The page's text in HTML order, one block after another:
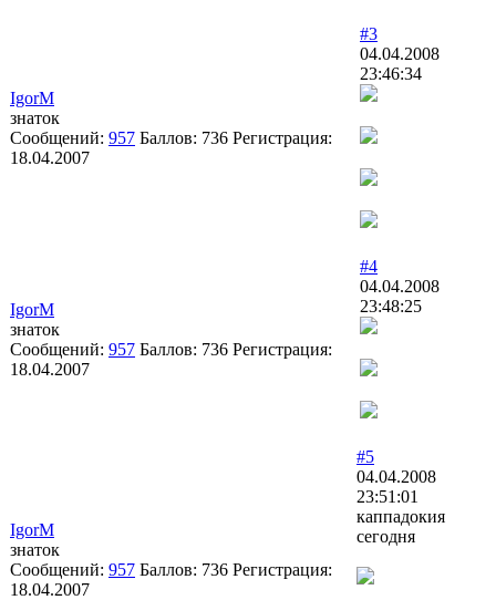
IgorM
знаток
Сообщений: 957 Баллов: 736 Регистрация:
18.04.2007
#3
04.04.2008
23:46:34
IgorM
знаток
Сообщений: 957 Баллов: 736 Регистрация:
18.04.2007
#4
04.04.2008
23:48:25
IgorM
знаток
Сообщений: 957 Баллов: 736 Регистрация:
18.04.2007
#5
04.04.2008
23:51:01
каппадокия
сегодня